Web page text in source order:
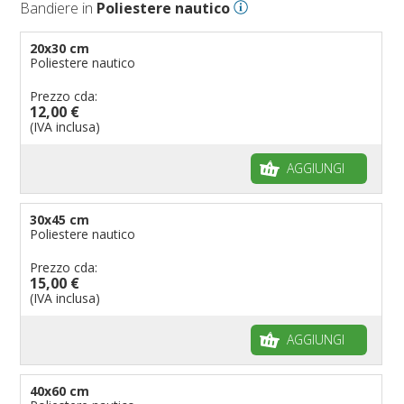
Bandiere per eventi religiosi
Bandiere per ambasciate
Bandiere per riserve naturali e parchi
Bandiere per musicisti
pennoni per bandiere
Bandiere in Poliestere nautico
20x30 cm
Poliestere nautico
Prezzo cda:
12,00 €
(IVA inclusa)
AGGIUNGI
30x45 cm
Poliestere nautico
Prezzo cda:
15,00 €
(IVA inclusa)
AGGIUNGI
40x60 cm